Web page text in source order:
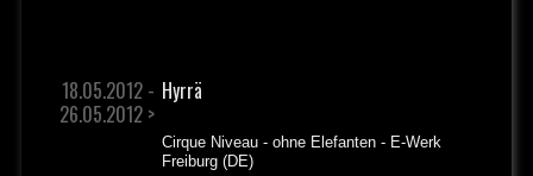
18.05.2012 -
26.05.2012 >
Hyrrä
Cirque Niveau - ohne Elefanten - E-Werk
Freiburg (DE)